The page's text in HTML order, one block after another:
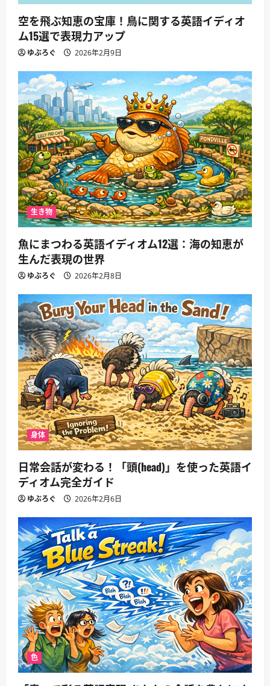
空を飛ぶ知恵の宝庫！鳥に関する英語イディオ
ム15選で表現力アップ
ゆぶろぐ 2026年2月9日
生き物
魚にまつわる英語イディオム12選：海の知恵が
生んだ表現の世界
ゆぶろぐ 2026年2月8日
身体
日常会話が変わる！「頭(head)」を使った英語イ
ディオム完全ガイド
ゆぶろぐ 2026年2月6日
色